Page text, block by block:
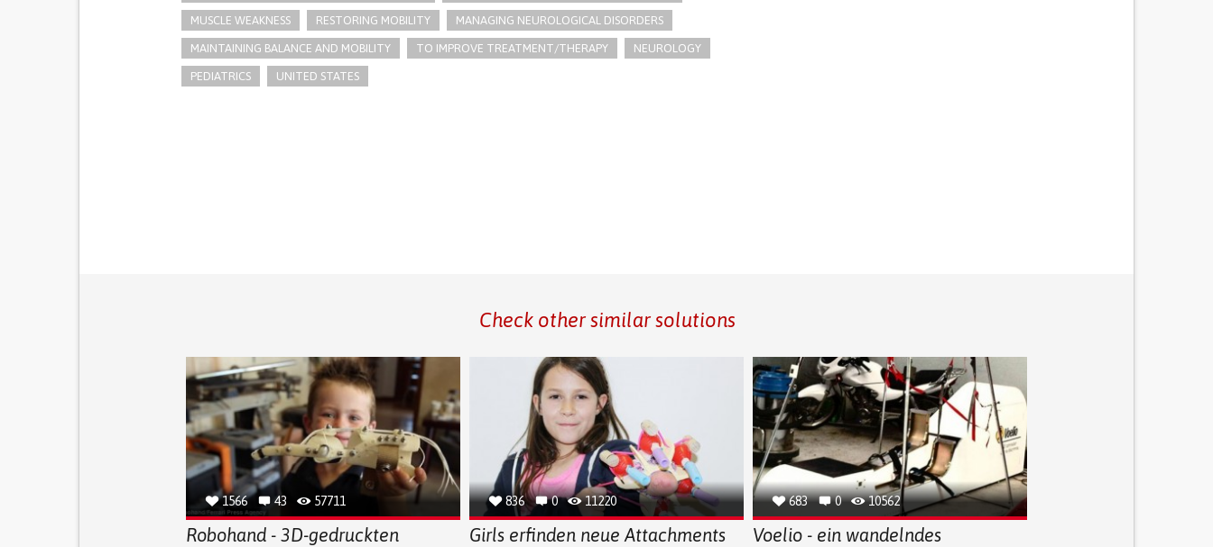
MUSCLE WEAKNESS RESTORING MOBILITY MANAGING NEUROLOGICAL DISORDERS
MAINTAINING BALANCE AND MOBILITY TO IMPROVE TREATMENT/THERAPY NEUROLOGY
PEDIATRICS UNITED STATES
Check other similar solutions
1566 43 57711
Robohand - 3D-gedruckten
836 0 11220
Girls erfinden neue Attachments
683 0 10562
Voelio - ein wandelndes